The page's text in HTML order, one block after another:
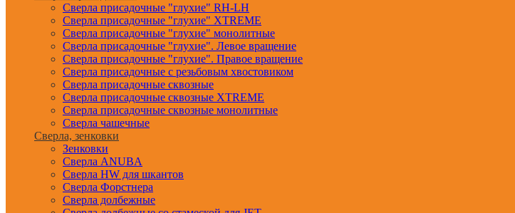
Сверла присадочные "глухие" RH-LH
Сверла присадочные "глухие" XTREME
Сверла присадочные "глухие" монолитные
Сверла присадочные "глухие". Левое вращение
Сверла присадочные "глухие". Правое вращение
Сверла присадочные с резьбовым хвостовиком
Сверла присадочные сквозные
Сверла присадочные сквозные XTREME
Сверла присадочные сквозные монолитные
Сверла чашечные
Сверла, зенковки
Зенковки
Сверла ANUBA
Сверла HW для шкантов
Сверла Форстнера
Сверла долбежные